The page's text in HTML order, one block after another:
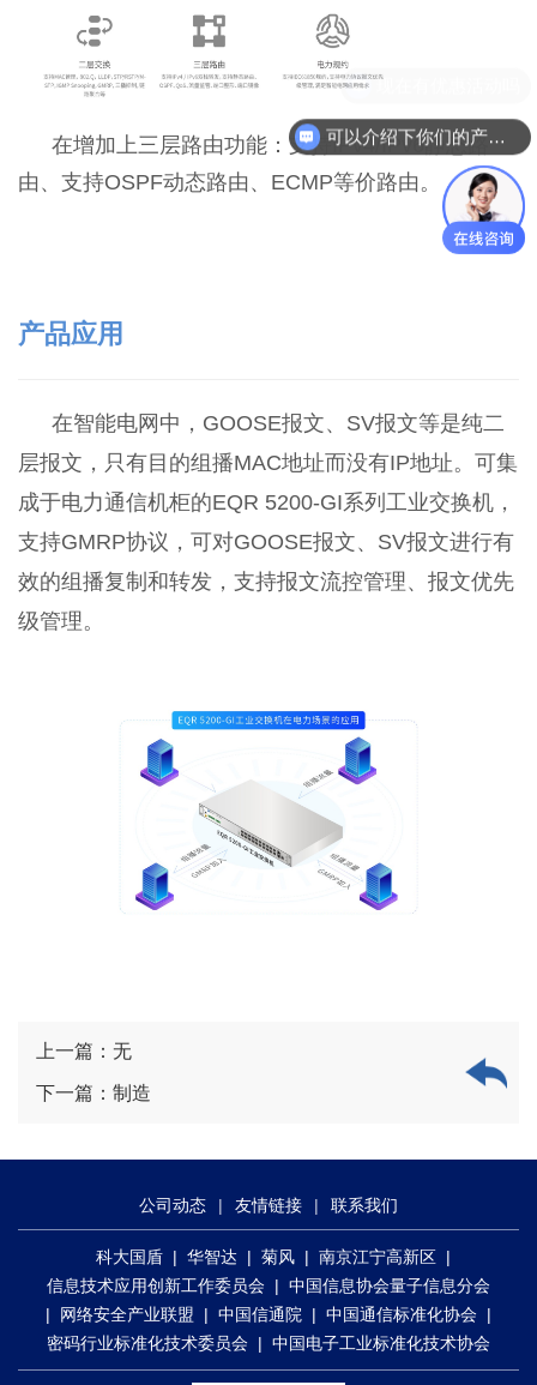
在增加上三层路由功能：支持IPv4/IPv6静态路
由、支持OSPF动态路由、ECMP等价路由。
产品应用
在智能电网中，GOOSE报文、SV报文等是纯二
层报文，只有目的组播MAC地址而没有IP地址。可集
成于电力通信机柜的EQR 5200-GI系列工业交换机，
支持GMRP协议，可对GOOSE报文、SV报文进行有
效的组播复制和转发，支持报文流控管理、报文优先
级管理。
上一篇： 无
下一篇： 制造
公司动态 | 友情链接 | 联系我们
科大国盾 | 华智达 | 菊风 | 南京江宁高新区 |
信息技术应用创新工作委员会 | 中国信息协会量子信息分会
| 网络安全产业联盟 | 中国信通院 | 中国通信标准化协会 |
密码行业标准化技术委员会 | 中国电子工业标准化技术协会
可以介绍下你们的产品么